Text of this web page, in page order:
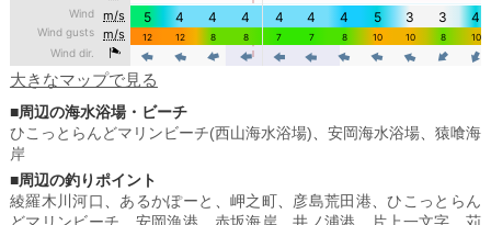
大きなマップで見る
■周辺の海水浴場・ビーチ
ひこっとらんどマリンビーチ(西山海水浴場) 、安岡海水浴場 、猿喰海
岸
■周辺の釣りポイント
綾羅木川河口
あるかぽーと 岬之町、 彦島荒田港 、ひこっとらん
どマリンビーチ
安岡漁港 赤坂海岸、井ノ浦港 片上一文字 、苅